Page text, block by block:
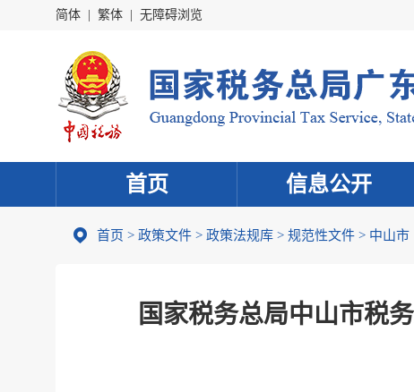
简体 繁体 无障碍浏览
首页 信息公开
首页 > 政策文件 > 政策法规库 > 规范性文件 > 中山市
国家税务总局中山市税